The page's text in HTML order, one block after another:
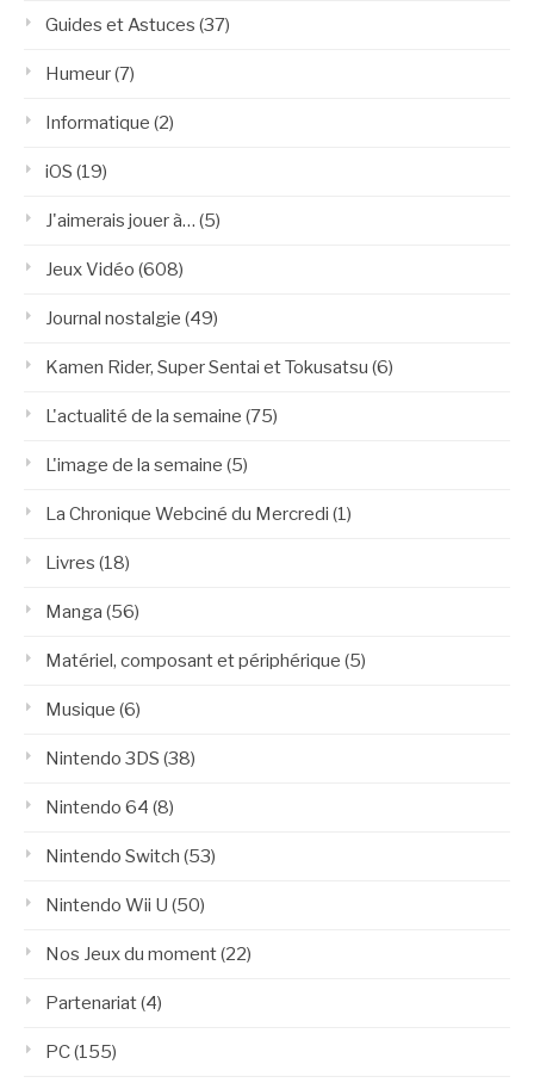
Guides et Astuces (37)
Humeur(7)
Informatique (2)
iOS (19)
J'aimerais jouer à… (5)
Jeux Vidéo (608)
Journal nostalgie (49)
Kamen Rider, Super Sentai et Tokusatsu (6)
L'actualité de la semaine (75)
L'image de la semaine (5)
La Chronique Webciné du Mercredi (1)
Livres (18)
Manga (56)
Matériel, composant et périphérique (5)
Musique (6)
Nintendo 3DS (38)
Nintendo 64 (8)
Nintendo Switch (53)
Nintendo Wii U (50)
Nos Jeux du moment(22)
Partenariat(4)
PC(155)